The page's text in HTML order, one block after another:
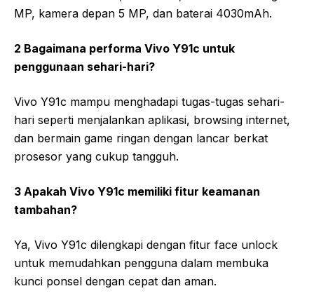
MP, kamera depan 5 MP, dan baterai 4030mAh.
2 Bagaimana performa Vivo Y91c untuk
penggunaan sehari-hari?
Vivo Y91c mampu menghadapi tugas-tugas sehari-
hari seperti menjalankan aplikasi, browsing internet,
dan bermain game ringan dengan lancar berkat
prosesor yang cukup tangguh.
3 Apakah Vivo Y91c memiliki fitur keamanan
tambahan?
Ya, Vivo Y91c dilengkapi dengan fitur face unlock
untuk memudahkan pengguna dalam membuka
kunci ponsel dengan cepat dan aman.